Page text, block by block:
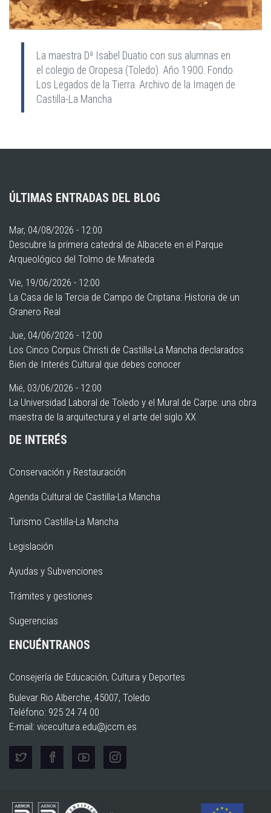
La maestra Dª Isabel Duatio con sus alumnas en
el colegio de Oropesa (Toledo). Año 1900. Fondo
Los Legados de la Tierra. Archivo de la Imagen de
Castilla-La Mancha
ÚLTIMAS ENTRADAS DEL BLOG
Mar, 04/08/2026 - 12:00
Descubre la primera catedral de Albacete en el Parque
Arqueológico del Tolmo de Minateda
Vie, 19/06/2026 - 12:00
La Casa de la Tercia de Campo de Criptana: Historia de un
Granero Real
Jue, 04/06/2026 - 12:00
Los Cinco Corpus Christi de Castilla-La Mancha declarados
Bien de Interés Cultural que debes conocer
Mié, 03/06/2026 - 12:00
La Universidad Laboral de Toledo y el Mural de Carpe: una obra
maestra de la arquitectura y el arte del siglo XX
DE INTERÉS
Conservación y Restauración
Agenda Cultural de Castilla-La Mancha
Turismo Castilla-La Mancha
Legislación
Ayudas y Subvenciones
Trámites y gestiones
Sugerencias
ENCUÉNTRANOS
Consejería de Educación, Cultura y Deportes
Bulevar Rio Alberche, 45007, Toledo
Teléfono: 925 24 74 00
E-mail: vicecultura.edu@jccm.es